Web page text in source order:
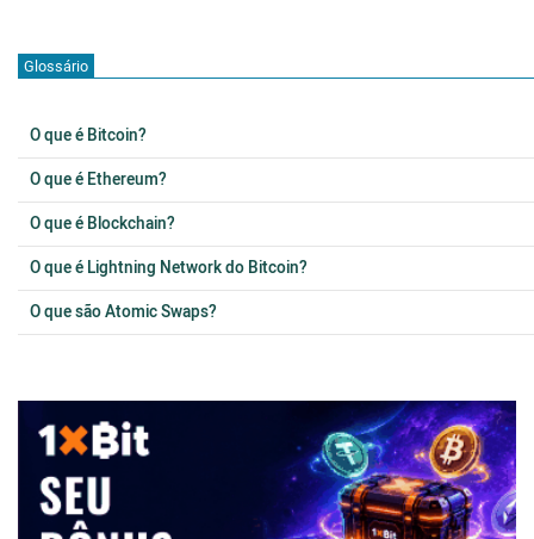
Glossário
O que é Bitcoin?
O que é Ethereum?
O que é Blockchain?
O que é Lightning Network do Bitcoin?
O que são Atomic Swaps?